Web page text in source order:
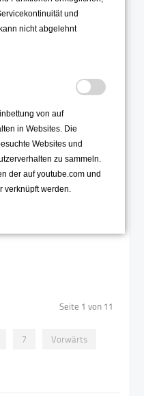
Seite 1 von 11
7
Vorwärts
und
nicht abgelehnt
von auf
in Websites. Die
Websites und
zu sammeln.
der auf youtube.com und
verknüpft werden.